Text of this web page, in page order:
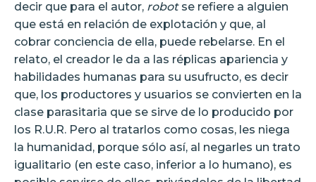
decir que para el autor, robotse refiere a alguien
que está en relación de explotación y que, al
cobrar conciencia de ella, puede rebelarse. En el
relato, el creador le da a las réplicas apariencia y
habilidades humanas para su usufructo, es decir
que, los productores y usuarios se convierten en la
clase parasitaria que se sirve de lo producido por
los R.U.R. Pero al tratarlos como cosas, les niega
la humanidad, porque sólo así, al negarles un trato
igualitario (en este caso, inferior a lo humano), es